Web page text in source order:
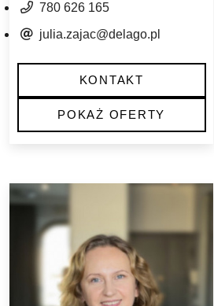
780 626 165
julia.zajac@delago.pl
KONTAKT
POKAŻ OFERTY